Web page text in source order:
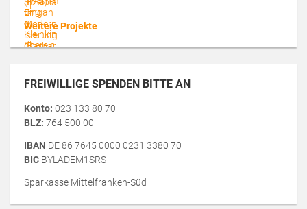
Weitere Projekte
FREIWILLIGE SPENDEN BITTE AN
Konto: 023 133 80 70
BLZ: 764 500 00
IBAN DE 86 7645 0000 0231 3380 70
BIC BYLADEM1SRS
Sparkasse Mittelfranken-Süd